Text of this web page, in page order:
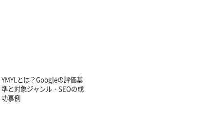
YMYLとは？Googleの評価基
準と対象ジャンル・SEOの成
功事例